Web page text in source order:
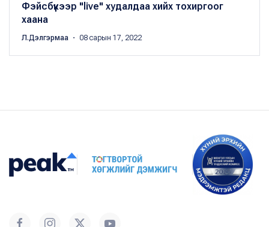
Фэйсбүүкээр "live" худалдаа хийх тохиргоог
хаана
Л.Дэлгэрмаа ・ 08 сарын 17, 2022